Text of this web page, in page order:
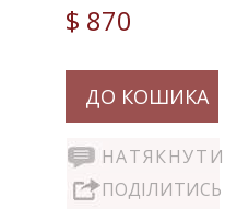
$ 870
ДО КОШИКА
НАТЯКНУТИ
ПОДІЛИТИСЬ